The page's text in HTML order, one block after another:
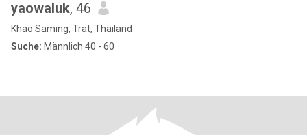
yaowaluk, 46
Khao Saming, Trat, Thailand
Suche: Männlich 40 - 60